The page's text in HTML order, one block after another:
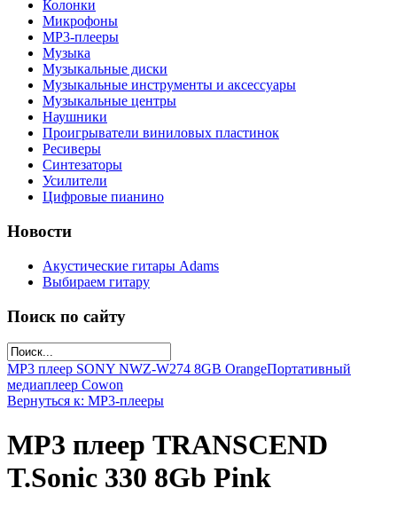
Колонки
Микрофоны
МР3-плееры
Музыка
Музыкальные диски
Музыкальные инструменты и аксессуары
Музыкальные центры
Наушники
Проигрыватели виниловых пластинок
Ресиверы
Синтезаторы
Усилители
Цифровые пианино
Новости
Акустические гитары Adams
Выбираем гитару
Поиск по сайту
MP3 плеер SONY NWZ-W274 8GB OrangeПортативный
медиаплеер Cowon
Вернуться к: МР3-плееры
MP3 плеер TRANSCEND
T.Sonic 330 8Gb Pink